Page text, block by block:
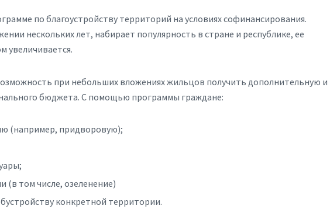
по благоустройству территорий на условиях софинансирования.
нескольких лет, набирает популярность в стране и республике, ее
увеличивается.
при небольших вложениях жильцов получить дополнительную и
бюджета. С помощью программы граждане:
(например, придворовую);
(в том числе, озеленение)
конкретной территории.